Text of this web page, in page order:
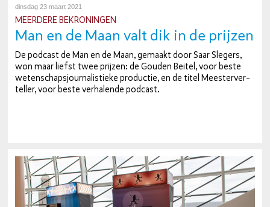
dinsdag 23 maart 2021
MEERDERE BE­KRO­NIN­GEN
Man en de Maan valt dik in de prijzen
De podcast de Man en de Maan, gemaakt door Saar Slegers,
won maar liefst twee prijzen: de Gouden Beitel, voor beste
we­ten­schaps­jour­na­lis­tie­ke productie, en de titel Mees­ter­ver­
tel­ler, voor beste ver­ha­len­de podcast.